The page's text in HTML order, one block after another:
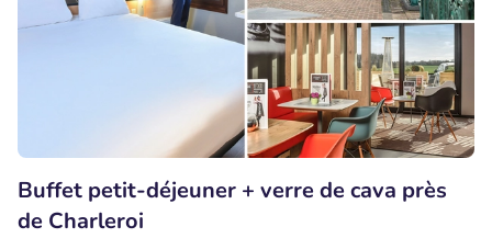
Buffet petit-déjeuner + verre de cava près
de Charleroi